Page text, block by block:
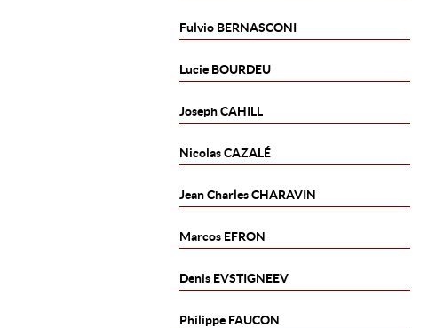
Fulvio BERNASCONI
Lucie BOURDEU
JosephCAHILL
NicolasCAZALÉ
Jean CharlesCHARAVIN
Marcos EFRON
Denis EVSTIGNEEV
Philippe FAUCON